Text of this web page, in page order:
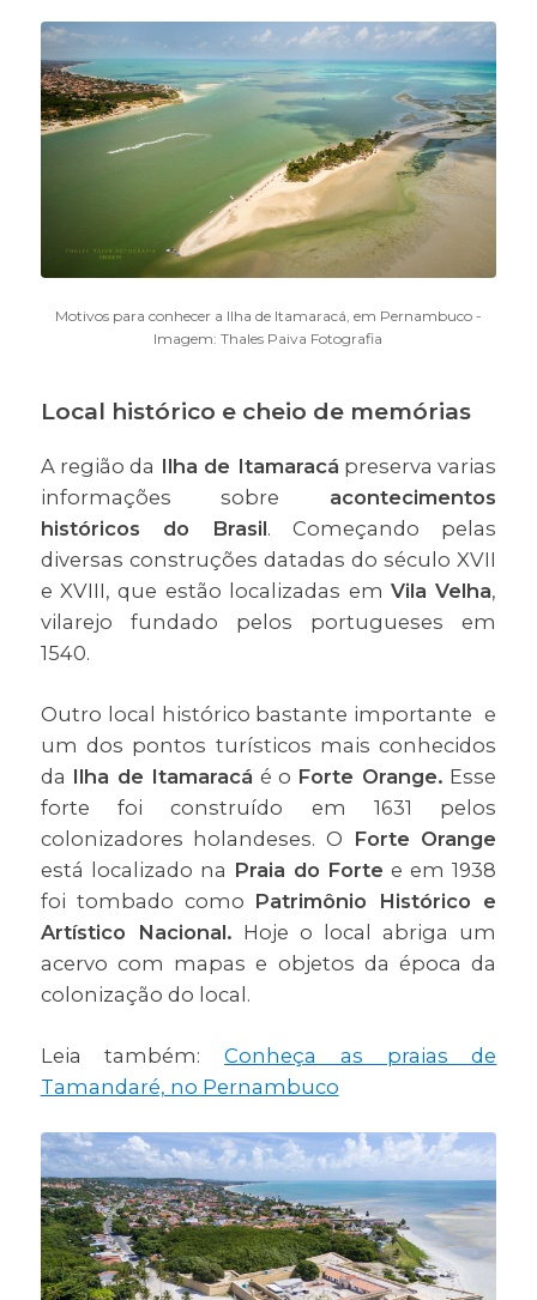
Motivos para conhecer a Ilha de Itamaracá, em Pernambuco -
Imagem: Thales Paiva Fotografia
Local histórico e cheio de memórias
A região da Ilha de Itamaracá preserva varias
informações sobre acontecimentos
históricos do Brasil. Começando pelas
diversas construções datadas do século XVII
e XVIII, que estão localizadas em Vila Velha,
vilarejo fundado pelos portugueses em
1540.
Outro local histórico bastante importante e
um dos pontos turísticos mais conhecidos
da Ilha de Itamaracá é o Forte Orange. Esse
forte foi construído em 1631 pelos
colonizadores holandeses. O Forte Orange
está localizado na Praia do Forte e em 1938
foi tombado como Patrimônio Histórico e
Artístico Nacional. Hoje o local abriga um
acervo com mapas e objetos da época da
colonização do local.
Leia também:Conheça as praias de
Tamandaré, no Pernambuco